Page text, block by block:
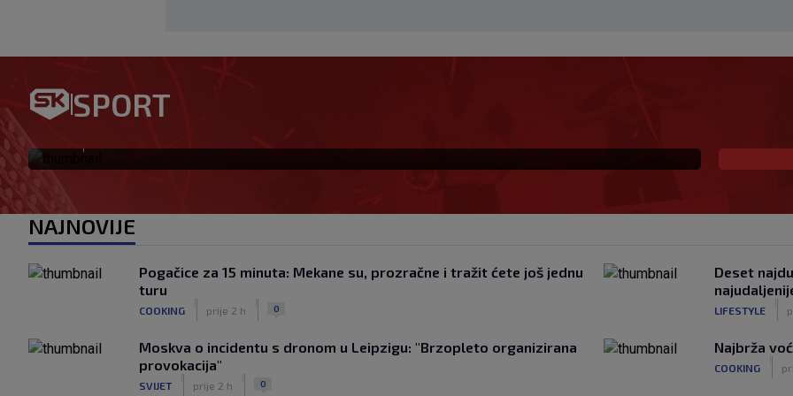
SPORT
Bennacer raskinuo s Milanom i sada je slobodan
igrač: Boban je upravo to i htio, ali…
NAJNOVIJE
Pogačice za 15 minuta: Mekane su, prozračne i tražit ćete još jednu
turu
COOKING prije 2 h 0
Deset
LIFESTYLE
Moskva o incidentu s dronom u Leipzigu: "Brzopleto organizirana
provokacija"
SVIJET prije 2 h 0
Najbrža
COOKING